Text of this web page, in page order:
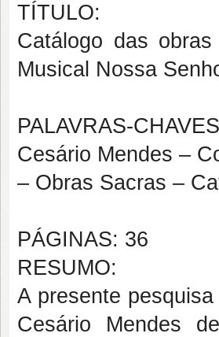
TÍTULO:
Catálogo das
Musical Nossa
PALAVRAS-
Cesário Mendes –
– Obras Sacras –
PÁGINAS: 36
RESUMO:
A presente
Cesário Mendes